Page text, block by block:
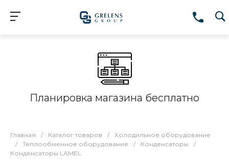
Планировка магазина бесплатно
Главная / Каталог товаров /
Холодильное оборудование
/
Теплообменное оборудование / Конденсаторы
/
Конденсаторы LAMEL